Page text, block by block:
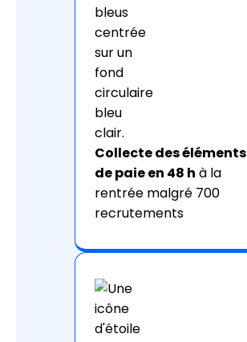
Collecte des éléments
de paie en 48 h à la
rentrée malgré 700
recrutements